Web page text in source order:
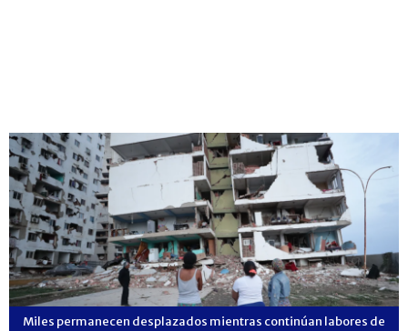
Miles permanecen desplazados mientras continúan labores de